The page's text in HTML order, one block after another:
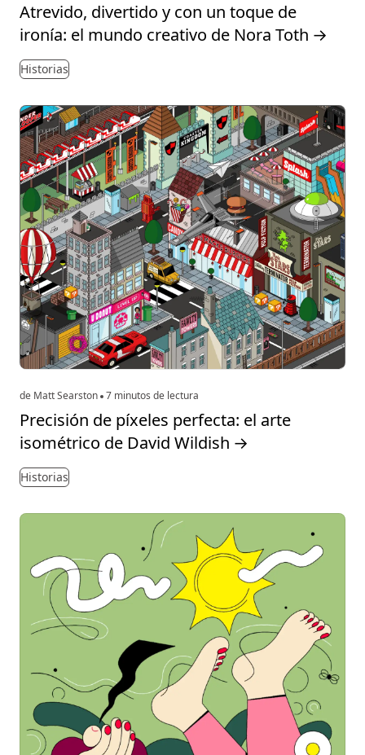
Atrevido, divertido y con un toque de
ironía: el mundo creativo de Nora Toth →
Historias
de Matt Searston 7 minutos de lectura
Precisión de píxeles perfecta: el arte
isométrico de David Wildish →
Historias